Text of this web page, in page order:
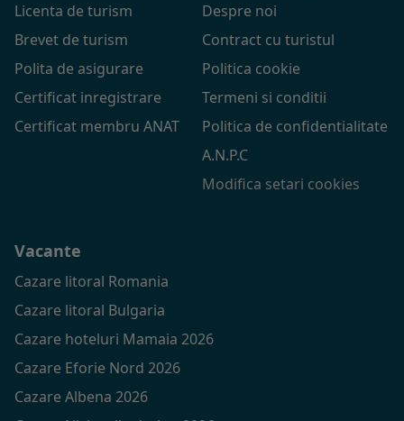
Licenta de turism
Brevet de turism
Polita de asigurare
Certificat inregistrare
Certificat membru ANAT
Despre noi
Contract cu turistul
Politica cookie
Termeni si conditii
Politica de confidentialitate
A.N.P.C
Modifica setari cookies
Vacante
Cazare litoral Romania
Cazare litoral Bulgaria
Cazare hoteluri Mamaia 2026
Cazare Eforie Nord 2026
Cazare Albena 2026